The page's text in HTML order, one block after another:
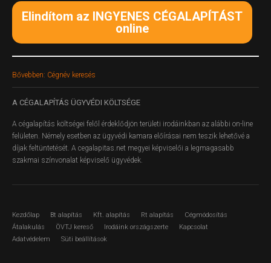
Elindítom az INGYENES CÉGALAPÍTÁST
online
Bővebben: Cégnév keresés
A CÉGALAPÍTÁS ÜGYVÉDI KÖLTSÉGE
A cégalapítás költségei felől érdeklődjön területi irodáinkban az alábbi on-line
felületen. Némely esetben az ügyvédi kamara előírásai nem teszik lehetővé a
díjak feltüntetését. A cegalapitas.net megyei képviselői a legmagasabb
szakmai színvonalat képviselő ügyvédek.
Kezdőlap Bt alapítás Kft. alapítás Rt alapítás
Cégmódosítás
Átalakulás
ÖVTJ kereső Irodáink országszerte
Kapcsolat
Adatvédelem
Süti beállítások